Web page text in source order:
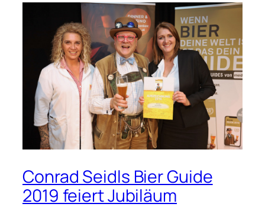
Conrad Seidls Bier Guide
2019 feiert Jubiläum